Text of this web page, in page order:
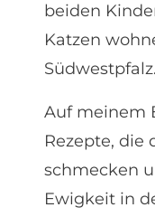
beiden
Katzen
Südwestpfalz.
Auf meinem
Rezepte, die
schmecken
Ewigkeit in